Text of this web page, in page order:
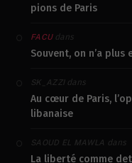
pions de Paris
FACUdans
Souvent, on n’a plus
SK_AZZIdans
Au cœur de Paris,
libanaise
SAOUD EL MAWLA dans
La liberté comme